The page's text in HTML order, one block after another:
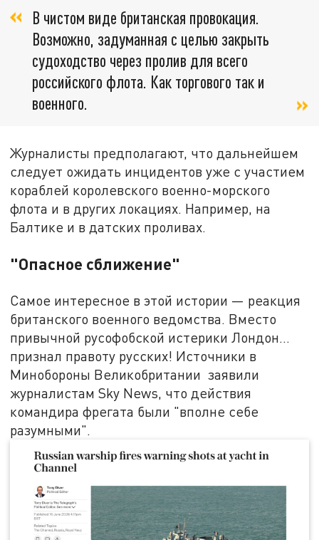
В чистом виде британская провокация.
Возможно, задуманная с целью закрыть
судоходство через пролив для всего
российского флота. Как торгового так и
военного.
Журналисты предполагают, что дальнейшем
следует ожидать инцидентов уже с участием
кораблей королевского военно-морского
флота и в других локациях. Например, на
Балтике и в датских проливах.
"Опасное сближение"
Самое интересное в этой истории — реакция
британского военного ведомства. Вместо
привычной русофобской истерики Лондон...
признал правоту русских! Источники в
Минобороны Великобритании заявили
журналистам Sky News, что действия
командира фрегата были "вполне себе
разумными".